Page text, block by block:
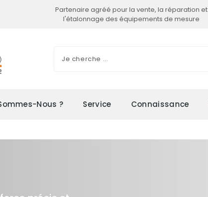
Partenaire agréé pour la vente, la réparation et
l'étalonnage des équipements de mesure
Nous ? Service Connaissance